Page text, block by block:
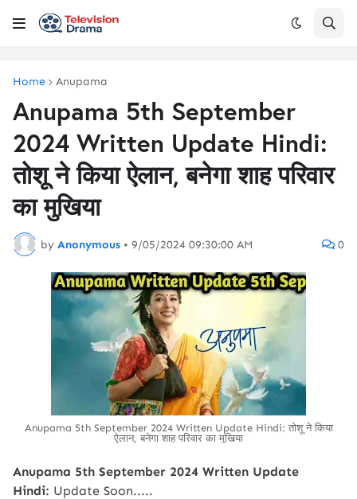
Home Anupama
Anupama 5th September
2024 Written Update Hindi:
तोशू ने किया ऐलान, बनेगा शाह परिवार
का मुखिया
by Anonymous • 9/05/2024 09:30:00 AM 0
Anupama 5th September 2024 Written Update Hindi: तोशू ने किया
ऐलान, बनेगा शाह परिवार का मुखिया
Anupama 5th September 2024 Written Update
Hindi: Update Soon.....